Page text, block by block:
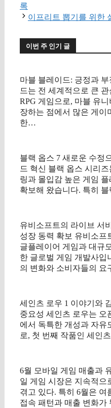
리
록
이프리트 뽑기를 위한
이번 주 인기 글
마블 블레이드: 긍정과 부
드는 전 세계적으로 큰
RPG 게임으로, 마블 유
장하는 점에서 많은 게이
한…
블랙 옵스 7 새로운 수정
드 혁신 블랙 옵스 시리
링과 몰입감 높은 게임
확보해 왔습니다. 특히
유비소프트의 라이브 서
성장 동력 확보 유비소프
글플레이어 게임과 대규
한 글로벌 게임 개발사입
의 변화와 소비자들의
세인츠 로우 1 이야기와
중요성 세인츠 로우는 오
에서 독특한 개성과 자유
로, 첫 번째 작품인 세인
6월 모바일 게임 매출과
일 게임 시장은 지속적으
겪고 있다. 특히 6월은 여
접속 패턴과 매출 변화가